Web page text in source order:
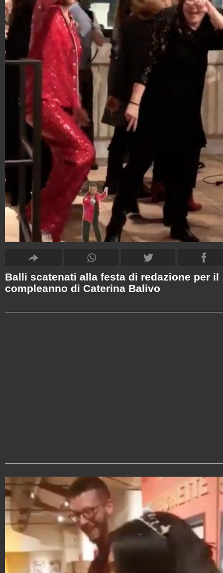
Balli scatenati alla festa di redazione per il
compleanno di Caterina Balivo